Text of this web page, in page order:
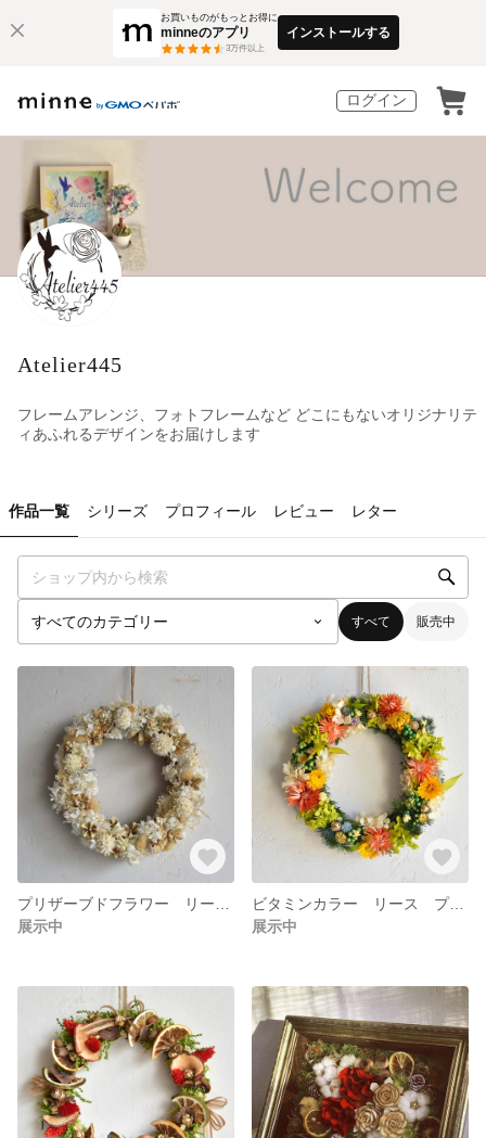
お買いものがもっとお得に
minneのアプリ
3万件以上
インストールする
ログイン
Atelier445
フレームアレンジ、フォトフレームなど どこにもないオリジナリテ
ィあふれるデザインをお届けします
作品一覧 シリーズ プロフィール レビュー レター
すべて 販売中
展示中
ビタミンカラー リース プリザーブドフラワー ドライフラワー 22cm
展示中